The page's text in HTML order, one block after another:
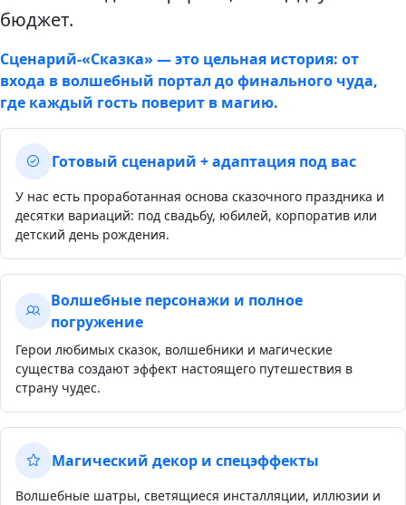
бюджет.
Сценарий‑«Сказка» — это цельная история: от
входа в волшебный портал до финального чуда,
где каждый гость поверит в магию.
Готовый сценарий + адаптация под вас
У нас есть проработанная основа сказочного праздника и
десятки вариаций: под свадьбу, юбилей, корпоратив или
детский день рождения.
Волшебные персонажи и полное
погружение
Герои любимых сказок, волшебники и магические
существа создают эффект настоящего путешествия в
страну чудес.
Магический декор и спецэффекты
Волшебные шатры, светящиеся инсталляции, иллюзии и